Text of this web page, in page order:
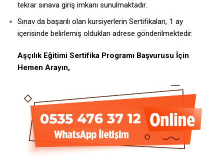
tekrar sınava giriş imkanı sunulmaktadır.
Sınav da başarılı olan kursiyerlerin Sertifikaları, 1 ay
içerisinde belirlemiş oldukları adrese gönderilmektedir.
Aşçılık Eğitimi Sertifika Programı Başvurusu İçin
Hemen Arayın,